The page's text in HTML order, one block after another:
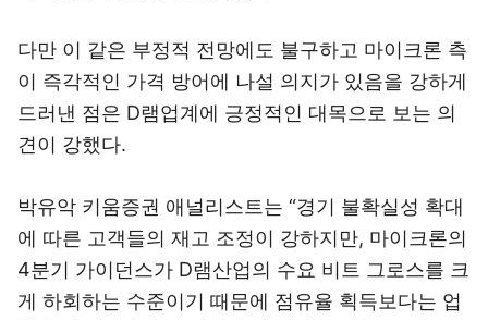
다만 이 같은 부정적 전망에도 불구하고 마이크론 측
이 즉각적인 가격 방어에 나설 의지가 있음을 강하게
드러낸 점은 D램업계에 긍정적인 대목으로 보는 의
견이 강했다.
박유악 키움증권 애널리스트는 “경기 불확실성 확대
에 따른 고객들의 재고 조정이 강하지만, 마이크론의
4분기 가이던스가 D램산업의 수요 비트 그로스를 크
게 하회하는 수준이기 때문에 점유율 획득보다는 업